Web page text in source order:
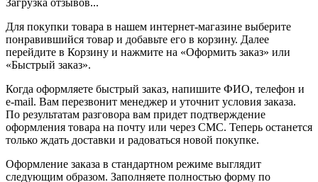
Для покупки товара в нашем интернет-магазине выберите
понравившийся товар и добавьте его в корзину. Далее
перейдите в Корзину и нажмите на «Оформить заказ» или
«Быстрый заказ».
Когда оформляете быстрый заказ, напишите ФИО, телефон и
e-mail. Вам перезвонит менеджер и уточнит условия заказа.
По результатам разговора вам придет подтверждение
оформления товара на почту или через СМС. Теперь останется
только ждать доставки и радоваться новой покупке.
Оформление заказа в стандартном режиме выглядит
следующим образом. Заполняете полностью форму по